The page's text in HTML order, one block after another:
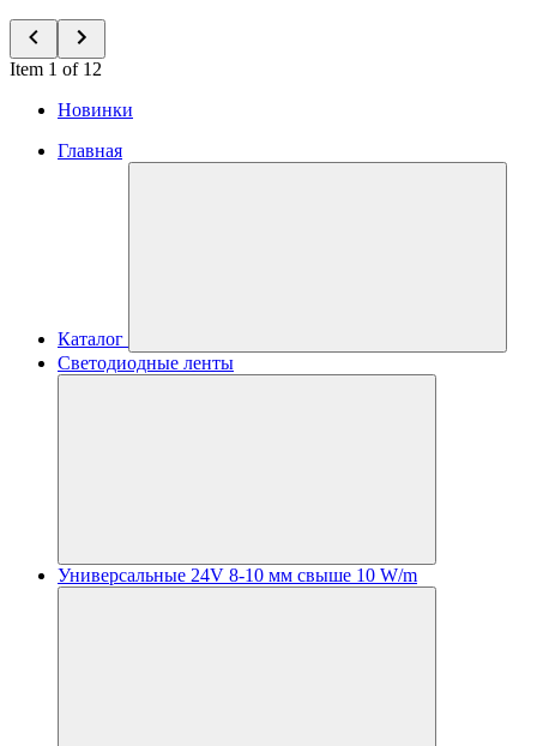
Item 1 of 12
Новинки
Главная
Каталог
Светодиодные ленты
Универсальные 24V 8-10 мм свыше 10 W/m